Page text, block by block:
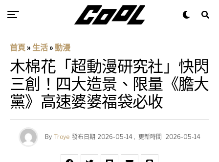
首頁 » 生活 » 動漫
木棉花「超動漫研究社」快閃
三創！四大造景、限量《膽大
黨》高速婆婆福袋必收
By Troye 發布日期 2026-05-14 , 更新時間 2026-05-14